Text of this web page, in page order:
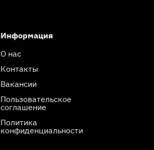
Информация
О нас
Контакты
Вакансии
Пользовательское
соглашение
Политика
конфиденциальности